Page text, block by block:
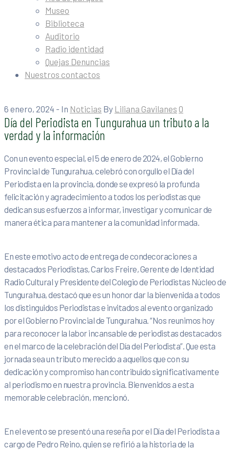
Museo
Biblioteca
Auditorio
Radio identidad
Quejas Denuncias
Nuestros contactos
6 enero, 2024 - In Noticias By Liliana Gavilanes 0
Día del Periodista en Tungurahua un tributo a la
verdad y la información
Con un evento especial, el 5 de enero de 2024, el Gobierno
Provincial de Tungurahua, celebró con orgullo el Día del
Periodista en la provincia, donde se expresó la profunda
felicitación y agradecimiento a todos los periodistas que
dedican sus esfuerzos a informar, investigar y comunicar de
manera ética para mantener a la comunidad informada.
En este emotivo acto de entrega de condecoraciones a
destacados Periodistas, Carlos Freire, Gerente de Identidad
Radio Cultural y Presidente del Colegio de Periodistas Núcleo de
Tungurahua, destacó que es un honor dar la bienvenida a todos
los distinguidos Periodistas e invitados al evento organizado
por el Gobierno Provincial de Tungurahua. “Nos reunimos hoy
para reconocer la labor incansable de periodistas destacados
en el marco de la celebración del Día del Periodista”. Que esta
jornada sea un tributo merecido a aquellos que con su
dedicación y compromiso han contribuido significativamente
al periodismo en nuestra provincia. Bienvenidos a esta
memorable celebración, mencionó.
En el evento se presentó una reseña por el Día del Periodista a
cargo de Pedro Reino, quien se refirió a la historia de la